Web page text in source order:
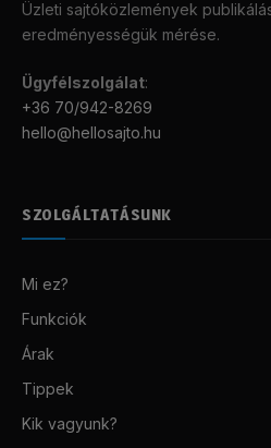
Üzleti sajtóközlemények
eredményességük mérése.
Ügyfélszolgálat:
+36 70/942-8269
hello@hellosajto.hu
SZOLGÁLTATÁSUNK
Mi ez?
Funkciók
Árak
Tippek
Kik vagyunk?